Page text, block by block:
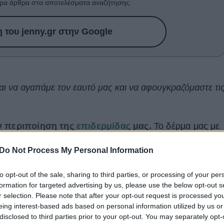
Do Not Process My Personal Information
opt-out of the sale, sharing to third parties, or processing of your
for targeted advertising by us, please use the below opt-out
selection. Please note that after your opt-out request is processed
interest-based ads based on personal information utilized by us
to third parties prior to your opt-out. You may separately
άρθρα στα αποτελέσματα αναζήτησης.
του jenny.gr στην Google
να αγαπάμε τον εαυτό μας και να αφουγκραζόμαστε τις
περιποίηση της επιδερμίδας μας. Το δέρμα μας με
διαφορετικές φάσεις και αν κάτι μπορούμε να
κατάλληλα skincare προϊόντα.
της πανδημίας πολλές γυναίκες έκαναν στροφή
ενδιαφέρει περισσότερο να φροντίζουν το δέρμα
συστατικά που πρέπει να επενδύσουν και ποια